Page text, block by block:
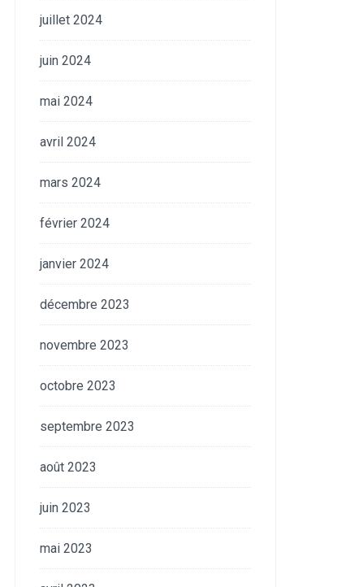
juillet 2024
juin 2024
mai 2024
avril 2024
mars 2024
février 2024
janvier 2024
décembre 2023
novembre 2023
octobre 2023
septembre 2023
août 2023
juin 2023
mai 2023